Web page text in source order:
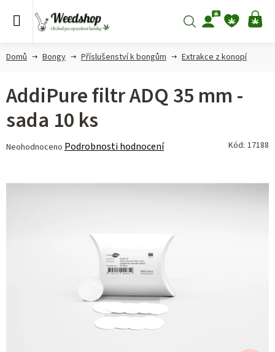
Hledat
Domů Bongy Příslušenství k bongům Extrakce z konopí
AddiPure filtr ADQ 35 mm -
sada 10 ks
Průměrné
je
Neohodnoceno Podrobnosti hodnocení Kód: 17188